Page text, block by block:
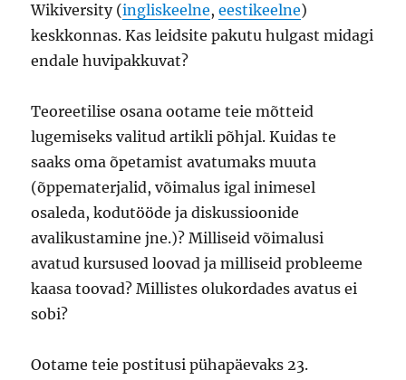
Wikiversity (ingliskeelne,eestikeelne)
keskkonnas. Kas leidsite pakutu hulgast midagi
endale huvipakkuvat?
Teoreetilise osana ootame teie mõtteid
lugemiseks valitud artikli põhjal. Kuidas te
saaks oma õpetamist avatumaks muuta
(õppematerjalid, võimalus igal inimesel
osaleda, kodutööde ja diskussioonide
avalikustamine jne.)? Milliseid võimalusi
avatud kursused loovad ja milliseid probleeme
kaasa toovad? Millistes olukordades avatus ei
sobi?
Ootame teie postitusi pühapäevaks 23.